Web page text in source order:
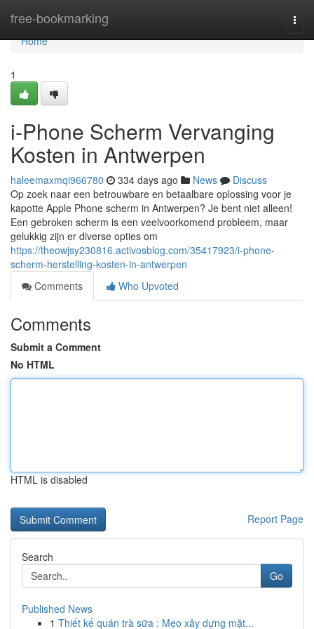
free-bookmarking
Home
Home
1
i-Phone Scherm Vervanging
Kosten in Antwerpen
haleemaxmqi966780 334 days ago News
Discuss
Op zoek naar een betrouwbare en betaalbare oplossing voor je
kapotte Apple Phone scherm in Antwerpen? Je bent niet alleen!
Een gebroken scherm is een veelvoorkomend probleem, maar
gelukkig zijn er diverse opties om
https://theowjsy230816.activosblog.com/35417923/i-phone-
scherm-herstelling-kosten-in-antwerpen
Comments
Who Upvoted
Comments
Submit a Comment
No HTML
HTML is disabled
Report Page
Search
Go
Published News
1 Thiết kế quán trà sữa : Mẹo xây dựng mặt...